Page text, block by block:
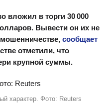
вложил в торги 30 000
Вывести он их не
сообщает
отметили, что
крупной суммы.
характер. Фото: Reuters